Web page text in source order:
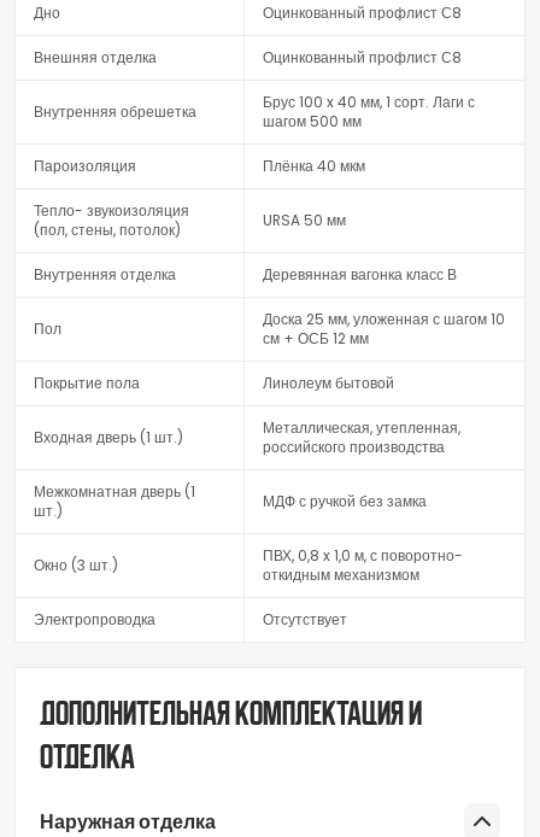
Дно Оцинкованный профлист С8
Внешняя отделка Оцинкованный профлист С8
Внутренняя обрешетка
Брус 100 x 40 мм, 1 сорт. Лаги с
шагом 500 мм
Пароизоляция Плёнка 40 мкм
Тепло- звукоизоляция
(пол, стены, потолок)
URSA 50 мм
Внутренняя отделка Деревянная вагонка класс В
Пол
Доска 25 мм, уложенная с шагом 10
см + ОСБ 12 мм
Покрытие пола Линолеум бытовой
Входная дверь (1 шт.)
Металлическая, утепленная,
российского производства
Межкомнатная дверь (1
шт.)
МДФ с ручкой без замка
Окно (3 шт.)
ПВХ, 0,8 x 1,0 м, с поворотно-
откидным механизмом
Электропроводка Отсутствует
Дополнительная комплектация и
отделка
Наружная отделка